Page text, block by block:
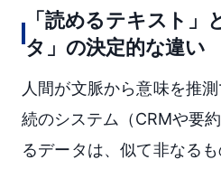
「読めるテキスト」
タ」の決定的な違い
人間が文脈から意味を推
続のシステム（CRMや要
るデータは、似て非なる